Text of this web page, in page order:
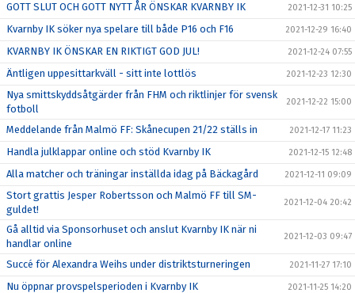
GOTT SLUT OCH GOTT NYTT ÅR ÖNSKAR KVARNBY IK 2021-12-31 10:25
Kvarnby IK söker nya spelare till både P16 och F16 2021-12-29 16:40
KVARNBY IK ÖNSKAR EN RIKTIGT GOD JUL! 2021-12-24 07:55
Äntligen uppesittarkväll - sitt inte lottlös 2021-12-23 12:30
Nya smittskyddsåtgärder från FHM och riktlinjer för svensk
fotboll
2021-12-22 15:00
Meddelande från Malmö FF: Skånecupen 21/22 ställs in 2021-12-17 11:23
Handla julklappar online och stöd Kvarnby IK 2021-12-15 12:48
Alla matcher och träningar inställda idag på Bäckagård 2021-12-11 09:09
Stort grattis Jesper Robertsson och Malmö FF till SM-
guldet!
2021-12-04 20:42
Gå alltid via Sponsorhuset och anslut Kvarnby IK när ni
handlar online
2021-12-03 09:47
Succé för Alexandra Weihs under distriktsturneringen 2021-11-27 17:10
Nu öppnar provspelsperioden i Kvarnby IK 2021-11-25 14:20